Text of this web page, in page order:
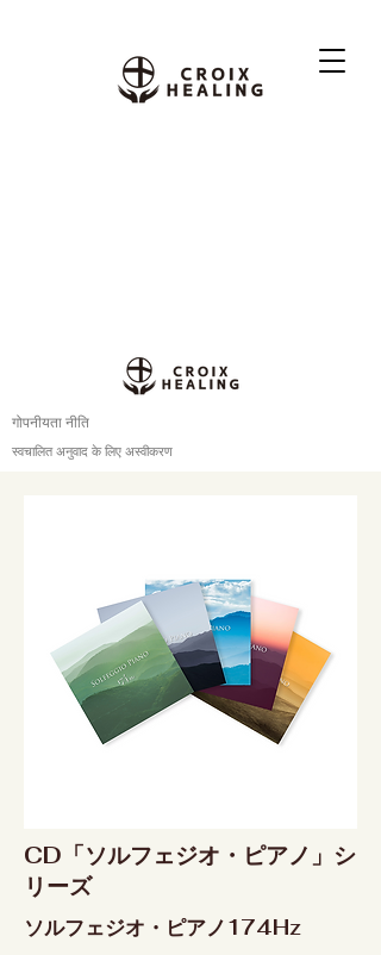
गोपनीयता नीति
स्वचालित अनुवाद के लिए अस्वीकरण
CD「ソルフェジオ・ピアノ」シ
リーズ
ソルフェジオ・ピアノ174Hz